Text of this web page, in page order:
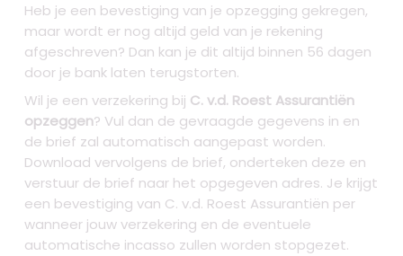
Heb je een bevestiging van je opzegging gekregen,
maar wordt er nog altijd geld van je rekening
afgeschreven? Dan kan je dit altijd binnen 56 dagen
door je bank laten terugstorten.
Wil je een verzekering bij C. v.d. Roest Assurantiën
opzeggen? Vul dan de gevraagde gegevens in en
de brief zal automatisch aangepast worden.
Download vervolgens de brief, onderteken deze en
verstuur de brief naar het opgegeven adres. Je krijgt
een bevestiging van C. v.d. Roest Assurantiën per
wanneer jouw verzekering en de eventuele
automatische incasso zullen worden stopgezet.